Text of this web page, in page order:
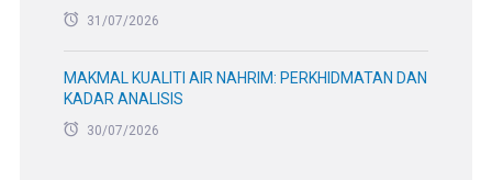
31/07/2026
MAKMAL KUALITI AIR NAHRIM: PERKHIDMATAN DAN
KADAR ANALISIS
30/07/2026